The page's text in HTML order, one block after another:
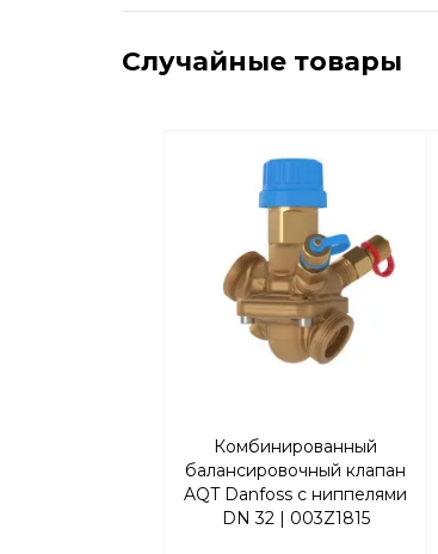
Случайные товары
Комбинированный
балансировочный клапан
AQT Danfoss с ниппелями
DN 32 | 003Z1815